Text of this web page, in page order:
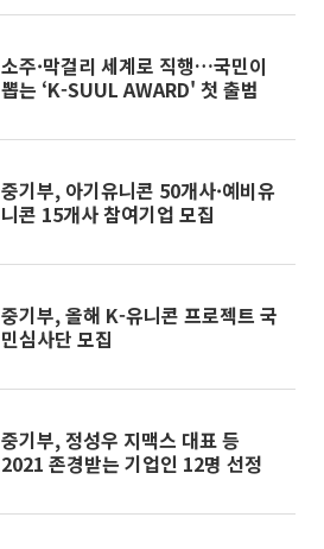
소주·막걸리 세계로 직행…국민이
뽑는 ‘K-SUUL AWARD' 첫 출범
중기부, 아기유니콘 50개사·예비유
니콘 15개사 참여기업 모집
중기부, 올해 K-유니콘 프로젝트 국
민심사단 모집
중기부, 정성우 지맥스 대표 등
2021 존경받는 기업인 12명 선정